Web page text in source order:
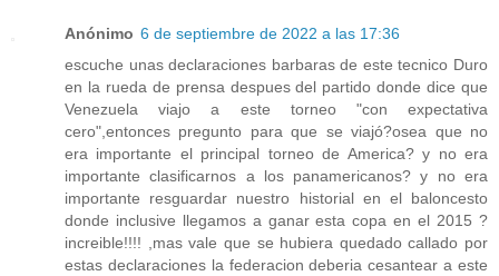
Anónimo 6 de septiembre de 2022 a las 17:36
escuche unas declaraciones barbaras de este tecnico Duro
en la rueda de prensa despues del partido donde dice que
Venezuela viajo a este torneo "con expectativa
cero",entonces pregunto para que se viajó?osea que no
era importante el principal torneo de America? y no era
importante clasificarnos a los panamericanos? y no era
importante resguardar nuestro historial en el baloncesto
donde inclusive llegamos a ganar esta copa en el 2015 ?
increible!!!! ,mas vale que se hubiera quedado callado por
estas declaraciones la federacion deberia cesantear a este